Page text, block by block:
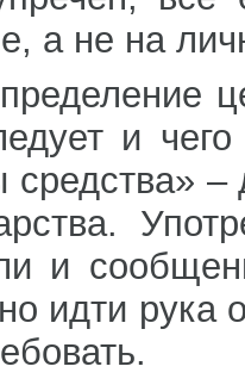
а не на
и
средства»
и
идти рука